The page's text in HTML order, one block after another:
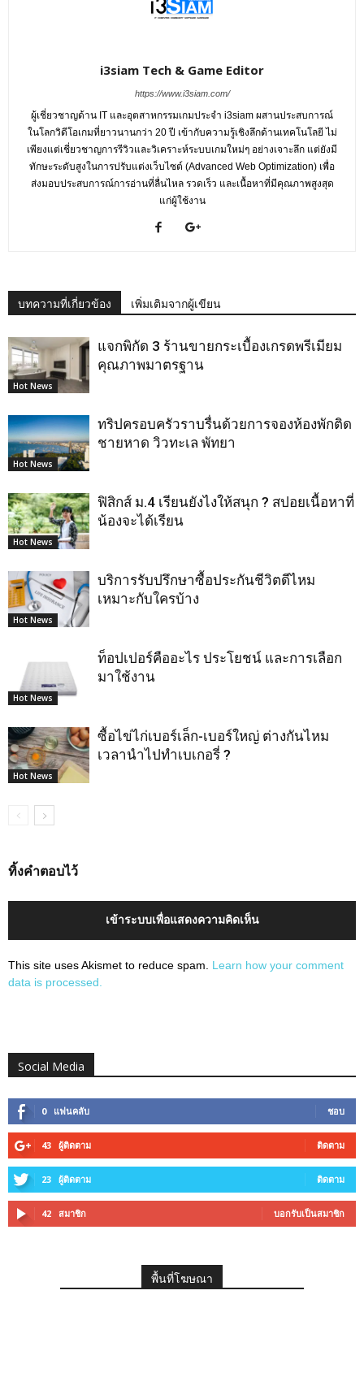
i3siam Tech & Game Editor
https://www.i3siam.com/
ผู้เชี่ยวชาญด้าน IT และอุตสาหกรรมเกมประจำ i3siam ผสานประสบการณ์
ในโลกวิดีโอเกมที่ยาวนานกว่า 20 ปี เข้ากับความรู้เชิงลึกด้านเทคโนโลยี ไม่
เพียงแต่เชี่ยวชาญการรีวิวและวิเคราะห์ระบบเกมใหม่ๆ อย่างเจาะลึก แต่ยังมี
ทักษะระดับสูงในการปรับแต่งเว็บไซต์ (Advanced Web Optimization) เพื่อ
ส่งมอบประสบการณ์การอ่านที่ลื่นไหล รวดเร็ว และเนื้อหาที่มีคุณภาพสูงสุด
แก่ผู้ใช้งาน
บทความที่เกี่ยวข้อง เพิ่มเติมจากผู้เขียน
Hot News
แจกพิกัด 3 ร้านขายกระเบื้องเกรดพรีเมียม
คุณภาพมาตรฐาน
Hot News
ทริปครอบครัวราบรื่นด้วยการจองห้องพักติด
ชายหาด วิวทะเล พัทยา
Hot News
ฟิสิกส์ ม.4 เรียนยังไงให้สนุก ? สปอยเนื้อหาที่
น้องจะได้เรียน
Hot News
บริการรับปรึกษาซื้อประกันชีวิตดีไหม
เหมาะกับใครบ้าง
Hot News
ท็อปเปอร์คืออะไร ประโยชน์ และการเลือก
มาใช้งาน
Hot News
ซื้อไข่ไก่เบอร์เล็ก-เบอร์ใหญ่ ต่างกันไหม
เวลานำไปทำเบเกอรี่ ?
ทิ้งคำตอบไว้
เข้าระบบเพื่อแสดงความคิดเห็น
This site uses Akismet to reduce spam. Learn how your comment
data is processed.
Social Media
0 แฟนคลับ ชอบ
43 ผู้ติดตาม ติดตาม
23 ผู้ติดตาม ติดตาม
42 สมาชิก บอกรับเป็นสมาชิก
พื้นที่โฆษณา